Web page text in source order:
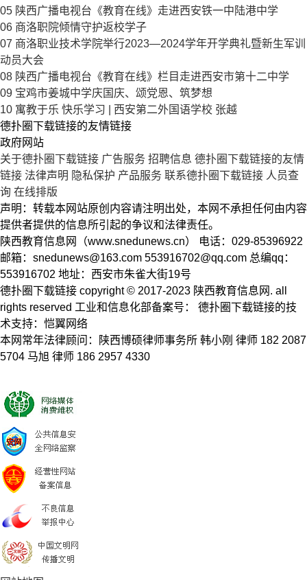
05 陕西广播电视台《教育在线》走进西安铁一中陆港中学
06 商洛职院倾情守护返校学子
07 商洛职业技术学院举行2023—2024学年开学典礼暨新生军训
动员大会
08 陕西广播电视台《教育在线》栏目走进西安市第十二中学
09 宝鸡市姜城中学庆国庆、颂党恩、筑梦想
10 寓教于乐 快乐学习 | 西安第二外国语学校 张越
德扑圈下载链接的友情链接
政府网站
关于德扑圈下载链接 广告服务 招聘信息 德扑圈下载链接的友情
链接 法律声明 隐私保护 产品服务 联系德扑圈下载链接 人员查
询 在线排版
声明：转载本网站原创内容请注明出处，本网不承担任何由内容
提供者提供的信息所引起的争议和法律责任。
陕西教育信息网（www.snedunews.cn） 电话：029-85396922
邮箱： snedunews@163.com 553916702@qq.com 总编qq：
553916702 地址：西安市朱雀大街19号
德扑圈下载链接 copyright © 2017-2023 陕西教育信息网. all
rights reserved 工业和信息化部备案号： 德扑圈下载链接的技
术支持：恺翼网络
本网常年法律顾问：陕西博硕律师事务所 韩小刚 律师 182 2087
5704 马旭 律师 186 2957 4330